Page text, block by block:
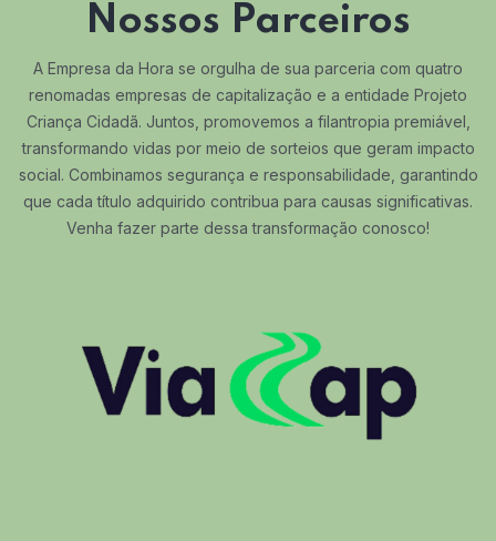
Nossos Parceiros
A Empresa da Hora se orgulha de sua parceria com quatro
renomadas empresas de capitalização e a entidade Projeto
Criança Cidadã. Juntos, promovemos a filantropia premiável,
transformando vidas por meio de sorteios que geram impacto
social. Combinamos segurança e responsabilidade, garantindo
que cada título adquirido contribua para causas significativas.
Venha fazer parte dessa transformação conosco!